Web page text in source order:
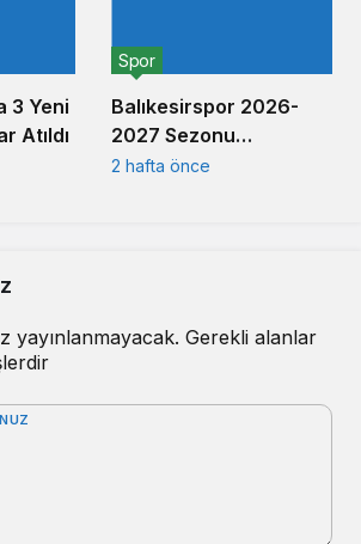
3 Yeni
Atıldı
Balıkesirspor 2026-
2027 Sezonu
Tesislerinde Görkemli
Spor
2 hafta önce
yayınlanmayacak. Gerekli alanlar